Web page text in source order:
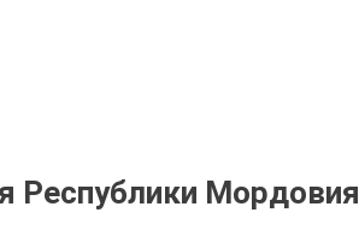
Республики Мордовия